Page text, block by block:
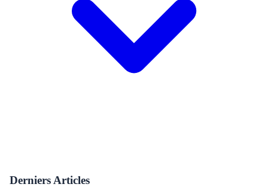
Derniers Articles